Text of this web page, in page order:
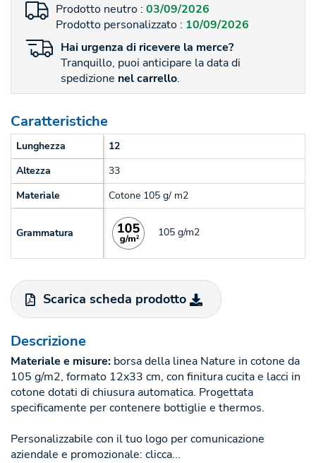
Prodotto neutro : 03/09/2026
Prodotto personalizzato : 10/09/2026
Hai urgenza di ricevere la merce?
Tranquillo, puoi anticipare la data di
spedizione nel carrello.
Caratteristiche
Lunghezza
12
Altezza
33
Materiale
Cotone 105 g/ m2
Grammatura 105 g/m2
Scarica scheda prodotto
Descrizione
Materiale e misure: borsa della linea Nature in cotone da
105 g/m2, formato 12x33 cm, con finitura cucita e lacci in
cotone dotati di chiusura automatica. Progettata
specificamente per contenere bottiglie e thermos.
Personalizzabile con il tuo logo per comunicazione
aziendale e promozionale: clicca...